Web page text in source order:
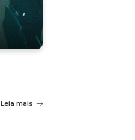
Leia mais